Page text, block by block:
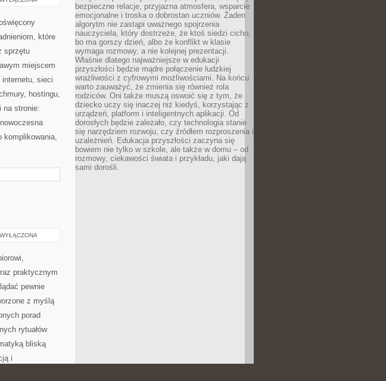
które
sprzętu
miejscem
sieci
hostingu,
na stronie:
komplikowania,
praktycznym
pewnie
z myślą
porad
rytuałów
bliską
i
bezpieczne relacje, przyjazna atmosfera, wsparcie
emocjonalne i troska o dobrostan uczniów. Żaden
algorytm nie zastąpi uważnego spojrzenia
nauczyciela, który dostrzeże, że ktoś siedzi cicho,
bo ma gorszy dzień, albo że konflikt w klasie
wymaga rozmowy, a nie kolejnej prezentacji.
Właśnie dlatego najważniejsze w edukacji
przyszłości będzie mądre połączenie ludzkiej
wrażliwości z cyfrowymi możliwościami. Na końcu
warto zauważyć, że zmienia się również rola
rodziców. Oni także muszą oswoić się z tym, że
dziecko uczy się inaczej niż kiedyś, korzystając z
urządzeń, platform i inteligentnych aplikacji. Od
dorosłych będzie zależało, czy technologia stanie
się narzędziem rozwoju, czy źródłem rozproszenia i
uzależnień. Edukacja przyszłości zaczyna się
bowiem nie tylko w szkole, ale także w domu – od
rozmowy, ciekawości świata i przykładu, jaki dają
sami dorośli.